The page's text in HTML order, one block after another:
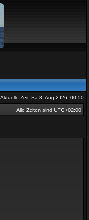
Aktuelle Zeit: Sa 8. Aug 2026, 00:50
Alle Zeiten sind UTC+02:00